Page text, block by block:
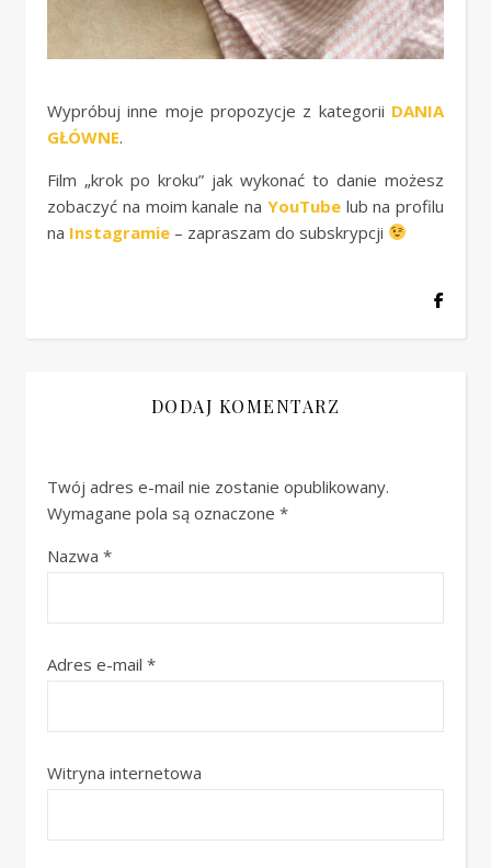
Wypróbuj inne moje propozycje z kategorii DANIA
GŁÓWNE.
Film „krok po kroku” jak wykonać to danie możesz
zobaczyć na moim kanale na YouTube lub na profilu
na Instagramie – zapraszam do subskrypcji
DODAJ KOMENTARZ
Twój adres e-mail nie zostanie opublikowany.
Wymagane pola są oznaczone *
Nazwa *
Adres e-mail *
Witryna internetowa